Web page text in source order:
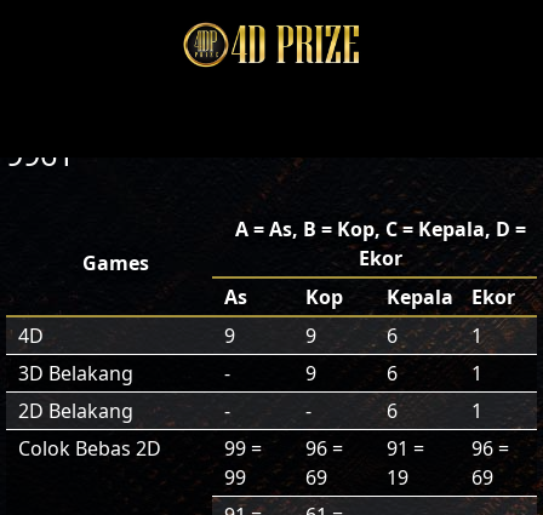
9961
Games
A = As, B = Kop, C = Kepala, D =
Ekor
As
Kop Kepala
Ekor
4D
9 9 6
1
3D Belakang
- 9 6
1
2D Belakang
- - 6
1
Colok Bebas 2D
99 =
99
96 =
69
91 =
19
96 =
69